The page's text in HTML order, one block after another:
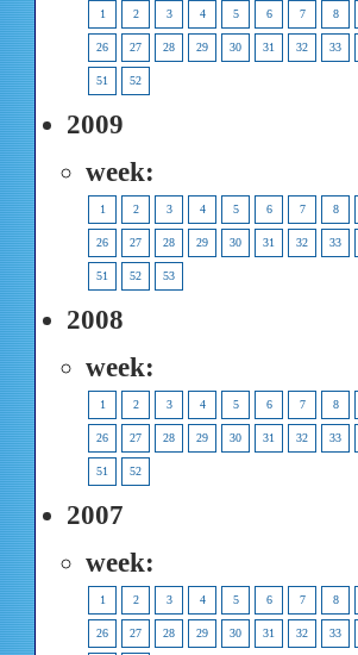
1 2 3 4 5 6 7 8
26 27 28 29 30 31 32 33
51 52
2009
week:
1 2 3 4 5 6 7 8
26 27 28 29 30 31 32 33
51 52 53
2008
week:
1 2 3 4 5 6 7 8
26 27 28 29 30 31 32 33
51 52
2007
week:
1 2 3 4 5 6 7 8
26 27 28 29 30 31 32 33